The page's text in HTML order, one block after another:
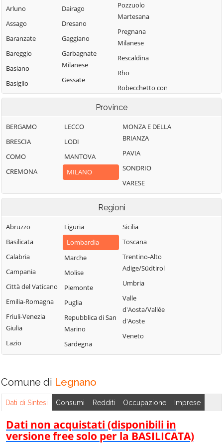
Arluno
Assago
Baranzate
Bareggio
Basiano
Basiglio
Bellinzago
Bernate Ticino
Besate
Binasco
Boffalora sopra
Bollate
Bubbiano
Buccinasco
Buscate
Bussero
Busto Garolfo
Calvignasco
Cambiago
Canegrate
Carpiano
Cassano d'Adda
Cassina de'
Pecchi
Dairago
Dresano
Gaggiano
Garbagnate
Milanese
Gessate
Gorgonzola
Gudo Visconti
Inveruno
Inzago
Lacchiarella
Legnano
Locate di Triulzi
Magenta
Magnago
Marcallo con
Casone
Masate
Mediglia
Melegnano
Melzo
Motta Visconti
Nerviano
Nosate
Pozzuolo
Martesana
Pregnana
Milanese
Rescaldina
Rho
Robecchetto con
Induno
Naviglio
Rodano
Rosate
Rozzano
San Colombano
al Lambro
San Donato
Milanese
San Giorgio su
Legnano
San Giuliano
Olona
San Zenone al
Ticino
Senago
Giovanni
Province
BERGAMO
BRESCIA
COMO
CREMONA
LECCO
LODI
MANTOVA
MILANO
MONZA E DELLA
BRIANZA
PAVIA
SONDRIO
VARESE
Regioni
Abruzzo
Basilicata
Calabria
Campania
Città del Vaticano
Emilia-Romagna
Friuli-Venezia
Giulia
Lazio
Liguria
Lombardia
Marche
Molise
Piemonte
Puglia
Repubblica di San
Marino
Sardegna
Sicilia
Toscana
Trentino-Alto
Adige/Südtirol
Umbria
Valle
d'Aosta/Vallée
d'Aoste
Veneto
Comune di Legnano
Dati di Sintesi Consumi Redditi Occupazione Imprese
Dati non acquistati (disponibili in
versione free solo per la BASILICATA)